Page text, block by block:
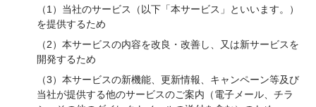
（1）当社のサービス（以下「本サービス」といいます。）
を提供するため
（2）本サービスの内容を改良・改善し、又は新サービスを
開発するため
（3）本サービスの新機能、更新情報、キャンペーン等及び
当社が提供する他のサービスのご案内（電子メール、チラ